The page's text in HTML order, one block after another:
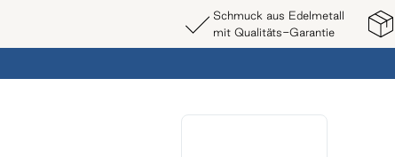
Schmuck aus Edelmetall
mit Qualitäts-Garantie